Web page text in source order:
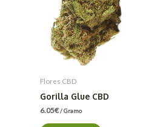
Flores CBD
Gorilla Glue CBD
6.05€/ Gramo